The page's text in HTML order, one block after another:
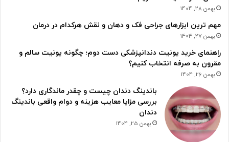
بهمن 28, 1404
مهم ترین ابزارهای جراحی فک و دهان و نقش هرکدام در درمان
بهمن 27, 1404
راهنمای خرید یونیت دندانپزشکی دست دوم؛ چگونه یونیت سالم و
مقرون به صرفه انتخاب کنیم؟
بهمن 26, 1404
باندینگ دندان چیست و چقدر ماندگاری دارد؟
بررسی مزایا معایب هزینه و دوام واقعی باندینگ
دندان
بهمن 25, 1404